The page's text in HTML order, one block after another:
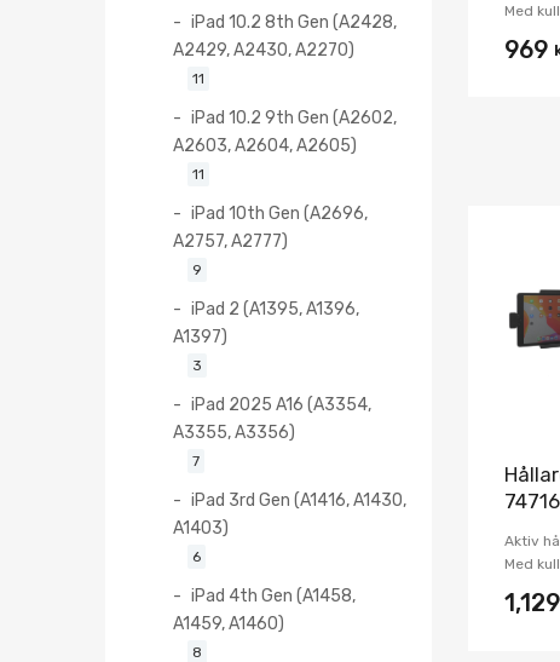
Med
969
Aktiv
Med
1,129
iPad 10.2 8th Gen (A2428,
A2429, A2430, A2270)
11
iPad 10.2 9th Gen (A2602,
A2603, A2604, A2605)
11
iPad 10th Gen (A2696,
A2757, A2777)
9
iPad 2 (A1395, A1396,
A1397)
3
iPad 2025 A16 (A3354,
A3355, A3356)
7
iPad 3rd Gen (A1416, A1430,
A1403)
6
iPad 4th Gen (A1458,
A1459, A1460)
8